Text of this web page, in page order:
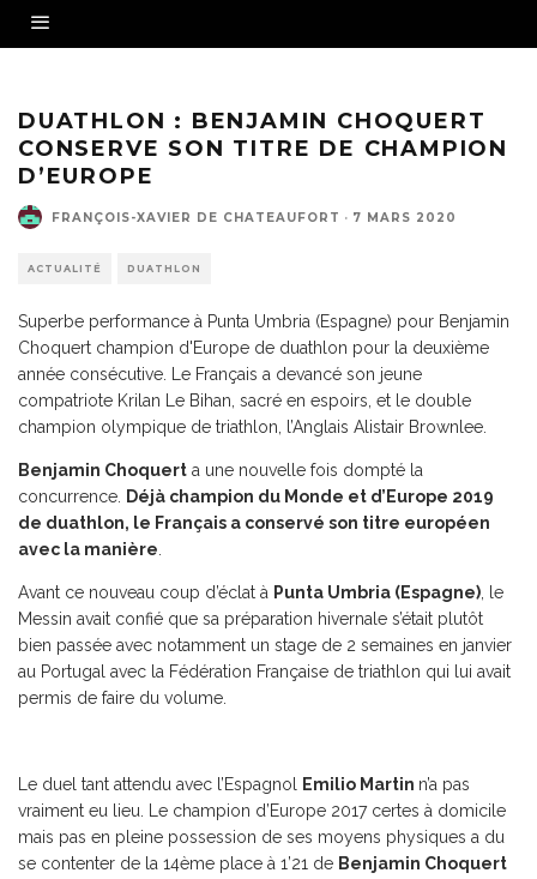
DUATHLON : BENJAMIN CHOQUERT
CONSERVE SON TITRE DE CHAMPION
D’EUROPE
FRANÇOIS-XAVIER DE CHATEAUFORT · 7 MARS 2020
ACTUALITÉ DUATHLON
Superbe performance à Punta Umbria (Espagne) pour Benjamin
Choquert champion d'Europe de duathlon pour la deuxième
année consécutive. Le Français a devancé son jeune
compatriote Krilan Le Bihan, sacré en espoirs, et le double
champion olympique de triathlon, l’Anglais Alistair Brownlee.
Benjamin Choquert a une nouvelle fois dompté la
concurrence.
Déjà champion du Monde et d’Europe 2019
de duathlon, le Français a conservé son titre européen
avec la manière
Avant ce nouveau coup d’éclat à Punta Umbria (Espagne) , le
Messin avait confié que sa préparation hivernale s’était plutôt
bien passée avec notamment un stage de 2 semaines en janvier
au Portugal avec la Fédération Française de triathlon qui lui avait
permis de faire du volume.
Le duel tant attendu avec l’Espagnol Emilio Martin n’a pas
vraiment eu lieu. Le champion d’Europe 2017 certes à domicile
mais pas en pleine possession de ses moyens physiques a du
se contenter de la 14ème place à 1’21 de Benjamin Choquert